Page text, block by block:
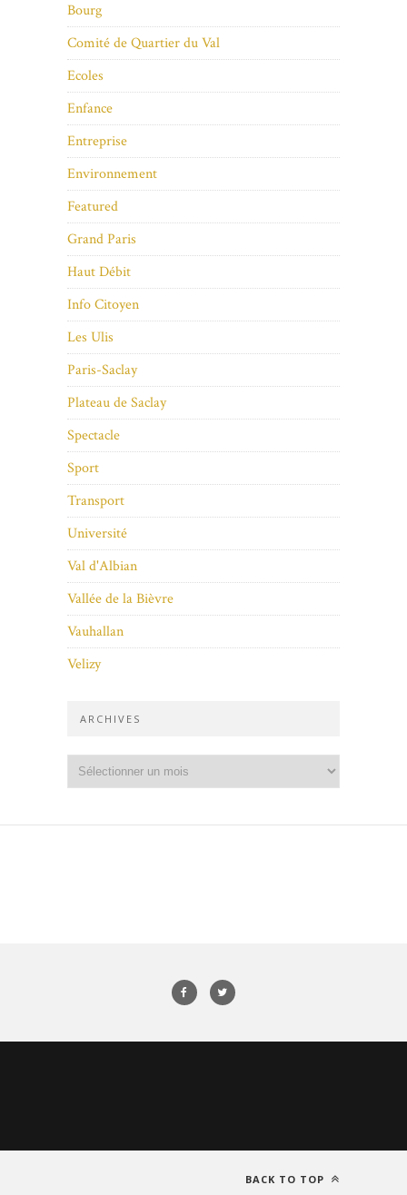
Bourg
Comité de Quartier du Val
Ecoles
Enfance
Entreprise
Environnement
Featured
Grand Paris
Haut Débit
Info Citoyen
Les Ulis
Paris-Saclay
Plateau de Saclay
Spectacle
Sport
Transport
Université
Val d'Albian
Vallée de la Bièvre
Vauhallan
Velizy
ARCHIVES
BACK TO TOP